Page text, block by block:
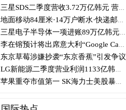
三星SDS二季度营收3.72万亿韩元 营业利润2318亿韩元
地面移动84厘米·14万户断水·快递邮政停摆...熊本陷入瘫痪
三星电子半导体一项进账89万亿韩元....刷新最高季度业绩
李在镕预计将出席意大利“Google Camp” 加快AI合作
东京草莓涉嫌抄袭“东京香蕉”引发争议
LG新能源二季度营业利润1133亿韩元 同比下降77%
苹果重夺市值第一 SK海力士美股暴跌...AI与中国扩产加剧芯片变数